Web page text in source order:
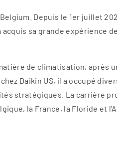
Depuis le 1er juillet
sa grande expérience
de climatisation, après
Daikin US, il a occupé
stratégiques. La carrière
la France, la Floride et